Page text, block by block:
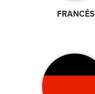
FRANCÊS